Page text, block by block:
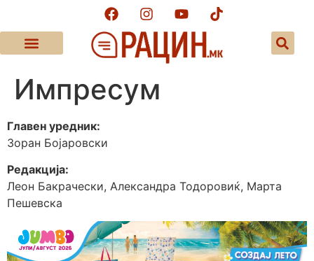
Импресум
Главен уредник:
Зоран Бојаровски
Редакција:
Леон Бакрачески, Александра Тодоровиќ, Марта
Пешевска